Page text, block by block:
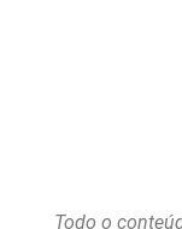
Todo o